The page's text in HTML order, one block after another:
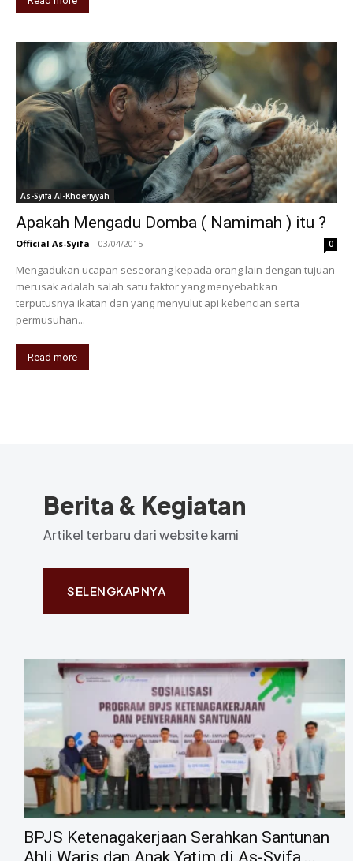
As-Syifa Al-Khoeriyyah
Apakah Mengadu Domba ( Namimah ) itu ?
Official As-Syifa - 03/04/2015 0
Mengadukan ucapan seseorang kepada orang lain dengan tujuan
merusak adalah salah satu faktor yang menyebabkan
terputusnya ikatan dan yang menyulut api kebencian serta
permusuhan...
Read more
Berita & Kegiatan
Artikel terbaru dari website kami
SELENGKAPNYA
BPJS Ketenagakerjaan Serahkan Santunan
Ahli Waris dan Anak Yatim di As-Syifa,...